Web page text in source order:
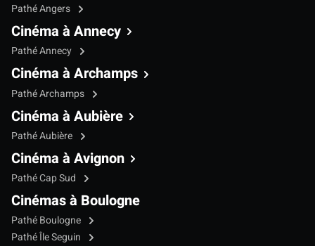
Pathé Angers
Cinéma à Annecy
Pathé Annecy
Cinéma à Archamps
Pathé Archamps
Cinéma à Aubière
Pathé Aubière
Cinéma à Avignon
Pathé Cap Sud
Cinémas à Boulogne
Pathé Boulogne
Pathé Île Seguin